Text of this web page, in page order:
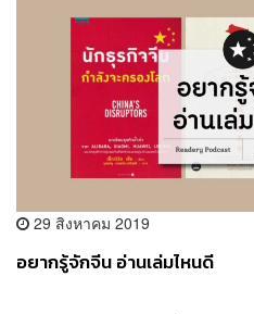
29 สิงหาคม 2019
อยากรู้จักจีน อ่านเล่มไหนดี